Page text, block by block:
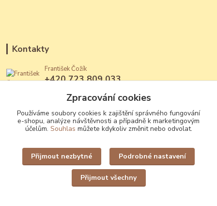
Kontakty
František Čožík
+420 723 809 033
Upravit sběr cookies.
Zpracování cookies
Používáme soubory cookies k zajištění správného fungování
e-shopu, analýze návštěvnosti a případně k marketingovým
účelům. Souhlas můžete kdykoliv změnit nebo odvolat.
Přijmout nezbytné Podrobné nastavení
Přijmout všechny